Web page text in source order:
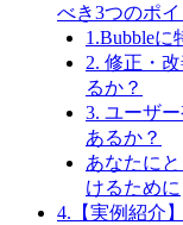
べき3つのポイ
1.Bubble
2. 修正・
るか？
3. ユーザ
あるか？
あなたに
けるために
4.【実例紹介